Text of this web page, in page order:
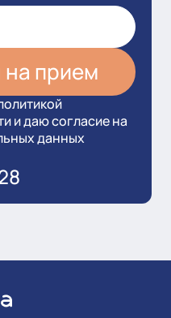
и даю согласие на
данных